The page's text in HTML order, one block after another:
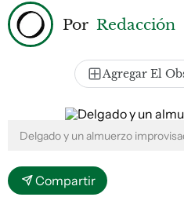
Por Redacción
Agregar El
Delgado y un almuerzo
Compartir